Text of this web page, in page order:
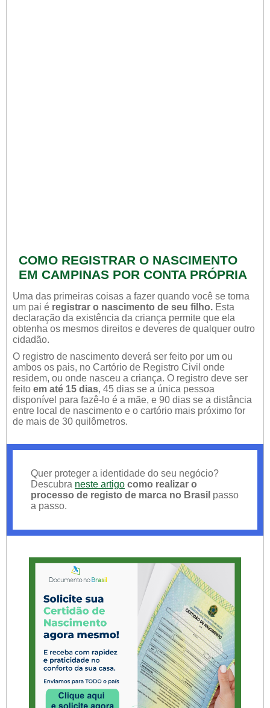
COMO REGISTRAR O NASCIMENTO
EM CAMPINAS POR CONTA PRÓPRIA
Uma das primeiras coisas a fazer quando você se torna
um pai é registrar o nascimento de seu filho. Esta
declaração da existência da criança permite que ela
obtenha os mesmos direitos e deveres de qualquer outro
cidadão.
O registro de nascimento deverá ser feito por um ou
ambos os pais, no Cartório de Registro Civil onde
residem, ou onde nasceu a criança. O registro deve ser
feito em até 15 dias, 45 dias se a única pessoa
disponível para fazê-lo é a mãe, e 90 dias se a distância
entre local de nascimento e o cartório mais próximo for
de mais de 30 quilômetros.
Quer proteger a identidade do seu negócio?
Descubra neste artigo como realizar o
processo de registo de marca no Brasil passo
a passo.